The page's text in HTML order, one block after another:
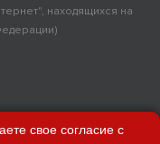
находящихся на
свое согласие с